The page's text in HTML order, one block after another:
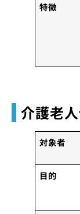
特徴
介護老
対象者
目的